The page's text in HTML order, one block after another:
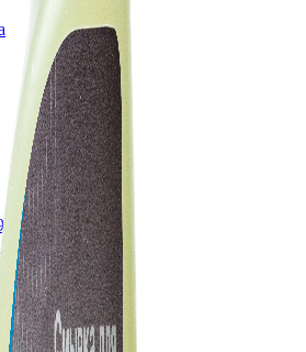
ул., 153.
-1 уровень
— 19:00